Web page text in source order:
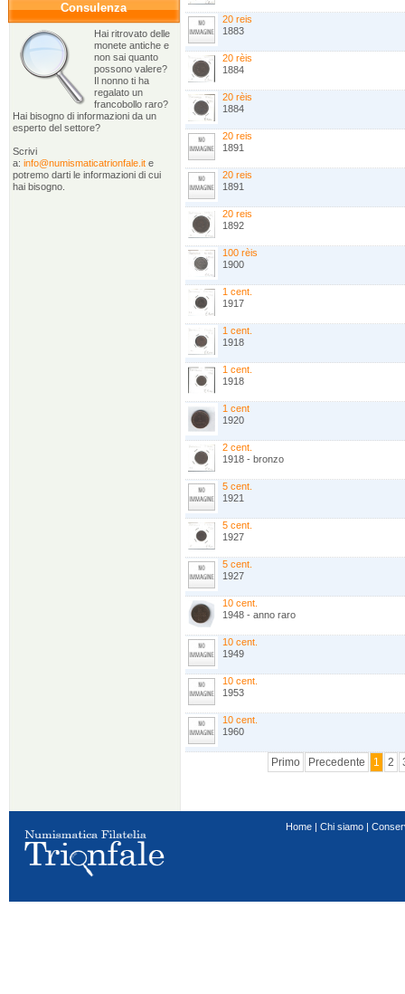
Consulenza
Hai ritrovato delle
monete antiche e
non sai quanto
possono valere?
Il nonno ti ha
regalato un
francobollo raro?
Hai bisogno di informazioni da un
esperto del settore?
Scrivi
a: info@numismaticatrionfale.it e
potremo darti le informazioni di cui
hai bisogno.
20 reis
1883
20 rèis
1884
20 rèis
1884
20 reis
1891
20 reis
1891
20 reis
1892
100 rèis
1900
1 cent.
1917
1 cent.
1918
1 cent.
1918
1 cent
1920
2 cent.
1918 - bronzo
5 cent.
1921
5 cent.
1927
5 cent.
1927
10 cent.
1948 - anno raro
10 cent.
1949
10 cent.
1953
10 cent.
1960
Primo Precedente 1 2
Home | Chi siamo |